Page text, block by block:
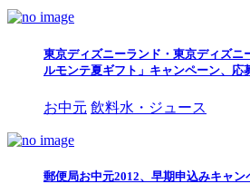
東京ディズニーランド・東京ディズニ
ルモンテ夏ギフト」キャンペーン、応
お中元 飲料水・ジュース
郵便局お中元2012、早期申込みキャ